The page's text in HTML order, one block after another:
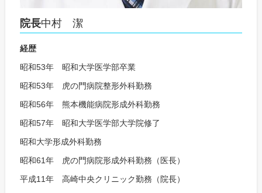
院長中村 潔
経歴
昭和53年 昭和大学医学部卒業
昭和53年 虎の門病院整形外科勤務
昭和56年 熊本機能病院形成外科勤務
昭和57年 昭和大学医学部大学院修了
昭和大学形成外科勤務
昭和61年 虎の門病院形成外科勤務（医長）
平成11年 高崎中央クリニック勤務（院長）